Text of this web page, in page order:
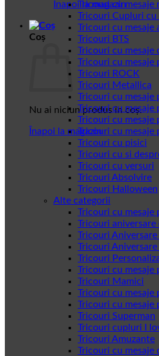
Înapoi la magazin
Coș
Nu ai niciun produs în coș.
Înapoi la magazin
Tricouri cu mesaje
Tricouri Cupluri cu
Tricouri cu mesaje
Tricouri BTS
Tricouri cu mesaje
Tricouri cu mesaje
Tricouri ROCK
Tricouri Metallica
Tricouri cu mesaje
Tricouri cu
Tricouri cu mesaje
Tricouri cu
Tricouri cu pisici
Tricouri cu si
Tricouri cu versuri
Tricouri Absolvire
Tricouri Halloween
Alte categorii
Tricouri cu
Tricouri
Tricouri Aniversare
Tricouri Aniversare
Tricouri
Tricouri cu mesaje
Tricouri Mamici
Tricouri cu mesaje
Tricouri cu mesaje
Tricouri Superman
Tricouri cupluri I
Tricouri Amuzante
Tricouri cu mesaje